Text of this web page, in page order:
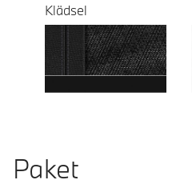
Klädsel
Paket